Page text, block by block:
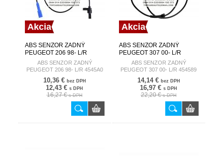
Akcia
ABS SENZOR ZADNÝ
PEUGEOT 206 98- L/R
4545A0ABS SENZOR ZADNÝ
PEUGEOT 206 98- L/R 4545A0
10,36 € bez DPH
12,43 € s DPH
16,27 €s DPH
Akcia
ABS SENZOR ZADNÝ
PEUGEOT 307 00- L/R
454589ABS SENZOR ZADNÝ
PEUGEOT 307 00- L/R 454589
14,14 € bez DPH
16,97 € s DPH
22,20 €s DPH